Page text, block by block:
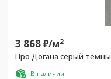
3 868₽/м2
Про Догана серый
В наличии